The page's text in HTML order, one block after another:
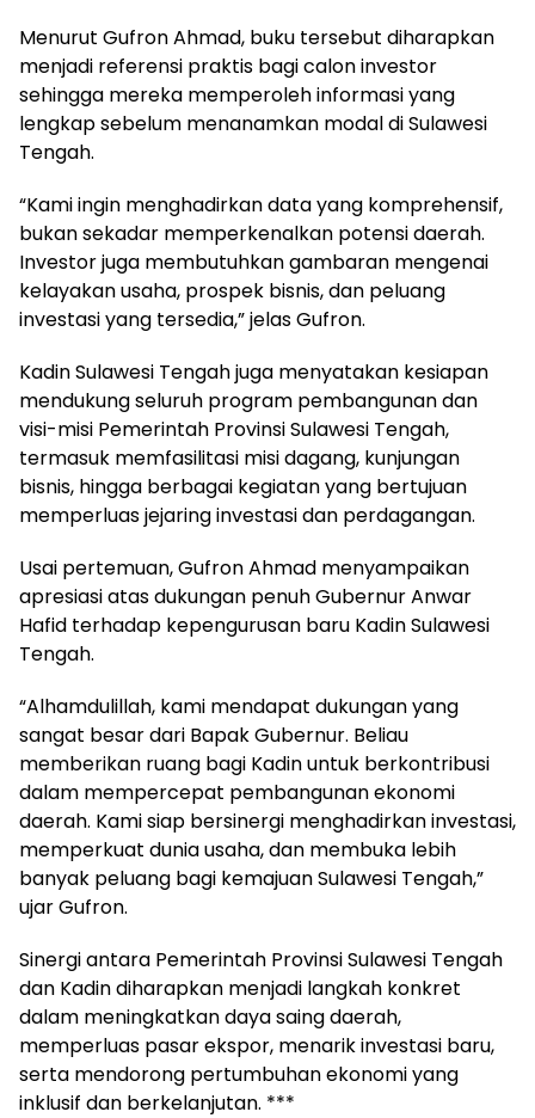
Menurut Gufron Ahmad, buku tersebut diharapkan
menjadi referensi praktis bagi calon investor
sehingga mereka memperoleh informasi yang
lengkap sebelum menanamkan modal di Sulawesi
Tengah.
“Kami ingin menghadirkan data yang komprehensif,
bukan sekadar memperkenalkan potensi daerah.
Investor juga membutuhkan gambaran mengenai
kelayakan usaha, prospek bisnis, dan peluang
investasi yang tersedia,” jelas Gufron.
Kadin Sulawesi Tengah juga menyatakan kesiapan
mendukung seluruh program pembangunan dan
visi-misi Pemerintah Provinsi Sulawesi Tengah,
termasuk memfasilitasi misi dagang, kunjungan
bisnis, hingga berbagai kegiatan yang bertujuan
memperluas jejaring investasi dan perdagangan.
Usai pertemuan, Gufron Ahmad menyampaikan
apresiasi atas dukungan penuh Gubernur Anwar
Hafid terhadap kepengurusan baru Kadin Sulawesi
Tengah.
“Alhamdulillah, kami mendapat dukungan yang
sangat besar dari Bapak Gubernur. Beliau
memberikan ruang bagi Kadin untuk berkontribusi
dalam mempercepat pembangunan ekonomi
daerah. Kami siap bersinergi menghadirkan investasi,
memperkuat dunia usaha, dan membuka lebih
banyak peluang bagi kemajuan Sulawesi Tengah,”
ujar Gufron.
Sinergi antara Pemerintah Provinsi Sulawesi Tengah
dan Kadin diharapkan menjadi langkah konkret
dalam meningkatkan daya saing daerah,
memperluas pasar ekspor, menarik investasi baru,
serta mendorong pertumbuhan ekonomi yang
inklusif dan berkelanjutan. ***